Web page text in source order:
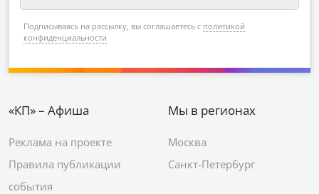
Подписываясь на рассылку, вы соглашаетесь с политикой
конфиденциальности
«КП» – Афиша
Реклама на проекте
Правила публикации
события
Мы в регионах
Москва
Санкт-Петербург